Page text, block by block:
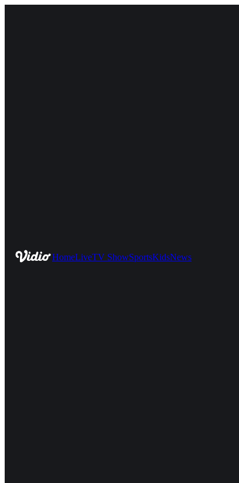
HomeLiveTV ShowSportsKidsNews